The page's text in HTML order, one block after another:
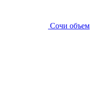
Сочи объем